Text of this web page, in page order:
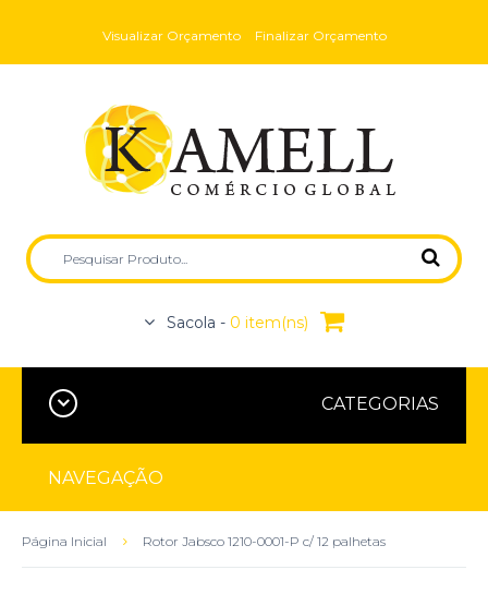
Visualizar Orçamento Finalizar Orçamento
Sacola - 0 item(ns)
CATEGORIAS
NAVEGAÇÃO
Página Inicial Rotor Jabsco 1210-0001-P c/ 12 palhetas